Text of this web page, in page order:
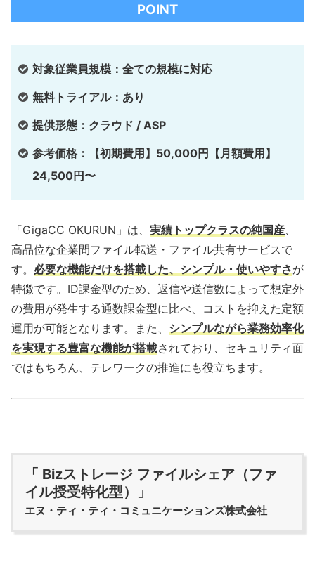
POINT
対象従業員規模：全ての規模に対応
無料トライアル：あり
提供形態：クラウド / ASP
参考価格：【初期費用】50,000円【月額費用】
24,500円〜
「GigaCC OKURUN」は、 実績トップクラスの純国産、
高品位な企業間ファイル転送・ファイル共有サービスで
す。 必要な機能だけを搭載した、シンプル・使いやすさが
特徴です。ID課金型のため、返信や送信数によって想定外
の費用が発生する通数課金型に比べ、コストを抑えた定額
運用が可能となります。また、 シンプルながら業務効率化
を実現する豊富な機能が搭載されており、セキュリティ面
ではもちろん、テレワークの推進にも役立ちます。
「 Bizストレージ ファイルシェア（ファ
イル授受特化型）」
エヌ・ティ・ティ・コミュニケーションズ株式会社